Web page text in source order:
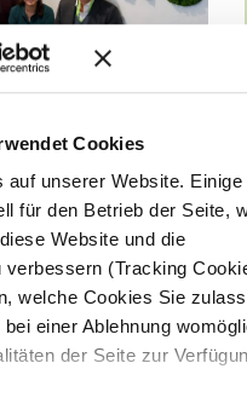
Cookies
auf unserer Website. Einige
für den Betrieb der Seite,
Website und die
verbessern (Tracking
welche Cookies Sie
einer Ablehnung
der Seite zur
Days
unsere Welcome
– und auch dieses Mal
Gelegenheit,
willkommen zu heißen,